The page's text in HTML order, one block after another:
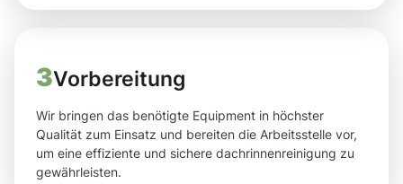
3Vorbereitung
Wir bringen das benötigte Equipment in höchster
Qualität zum Einsatz und bereiten die Arbeitsstelle vor,
um eine effiziente und sichere dachrinnenreinigung zu
gewährleisten.